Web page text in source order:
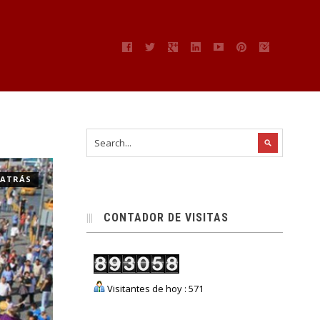
CONTADOR DE VISITAS
Visitantes de hoy : 571